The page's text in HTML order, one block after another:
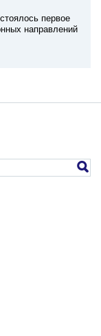
первое
направлений